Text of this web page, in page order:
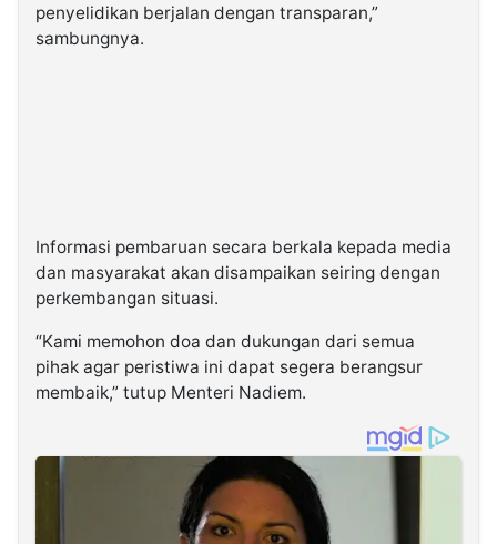
penyelidikan berjalan dengan transparan,”
sambungnya.
Informasi pembaruan secara berkala kepada media
dan masyarakat akan disampaikan seiring dengan
perkembangan situasi.
“Kami memohon doa dan dukungan dari semua
pihak agar peristiwa ini dapat segera berangsur
membaik,” tutup Menteri Nadiem.